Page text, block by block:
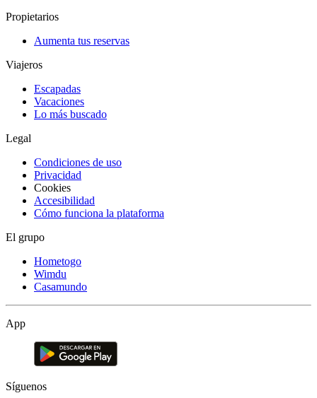
Propietarios
Aumenta tus reservas
Viajeros
Escapadas
Vacaciones
Lo más buscado
Legal
Condiciones de uso
Privacidad
Cookies
Accesibilidad
Cómo funciona la plataforma
El grupo
Hometogo
Wimdu
Casamundo
App
Síguenos